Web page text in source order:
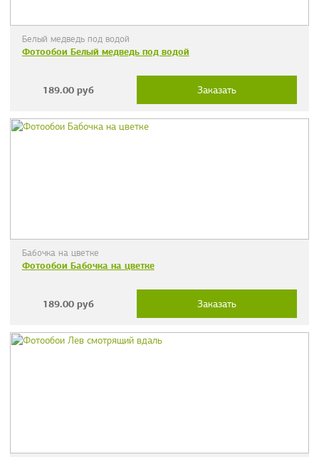
Белый медведь под водой
Фотообои Белый медведь под водой
189.00 руб Заказать
Бабочка на цветке
Фотообои Бабочка на цветке
189.00 руб Заказать